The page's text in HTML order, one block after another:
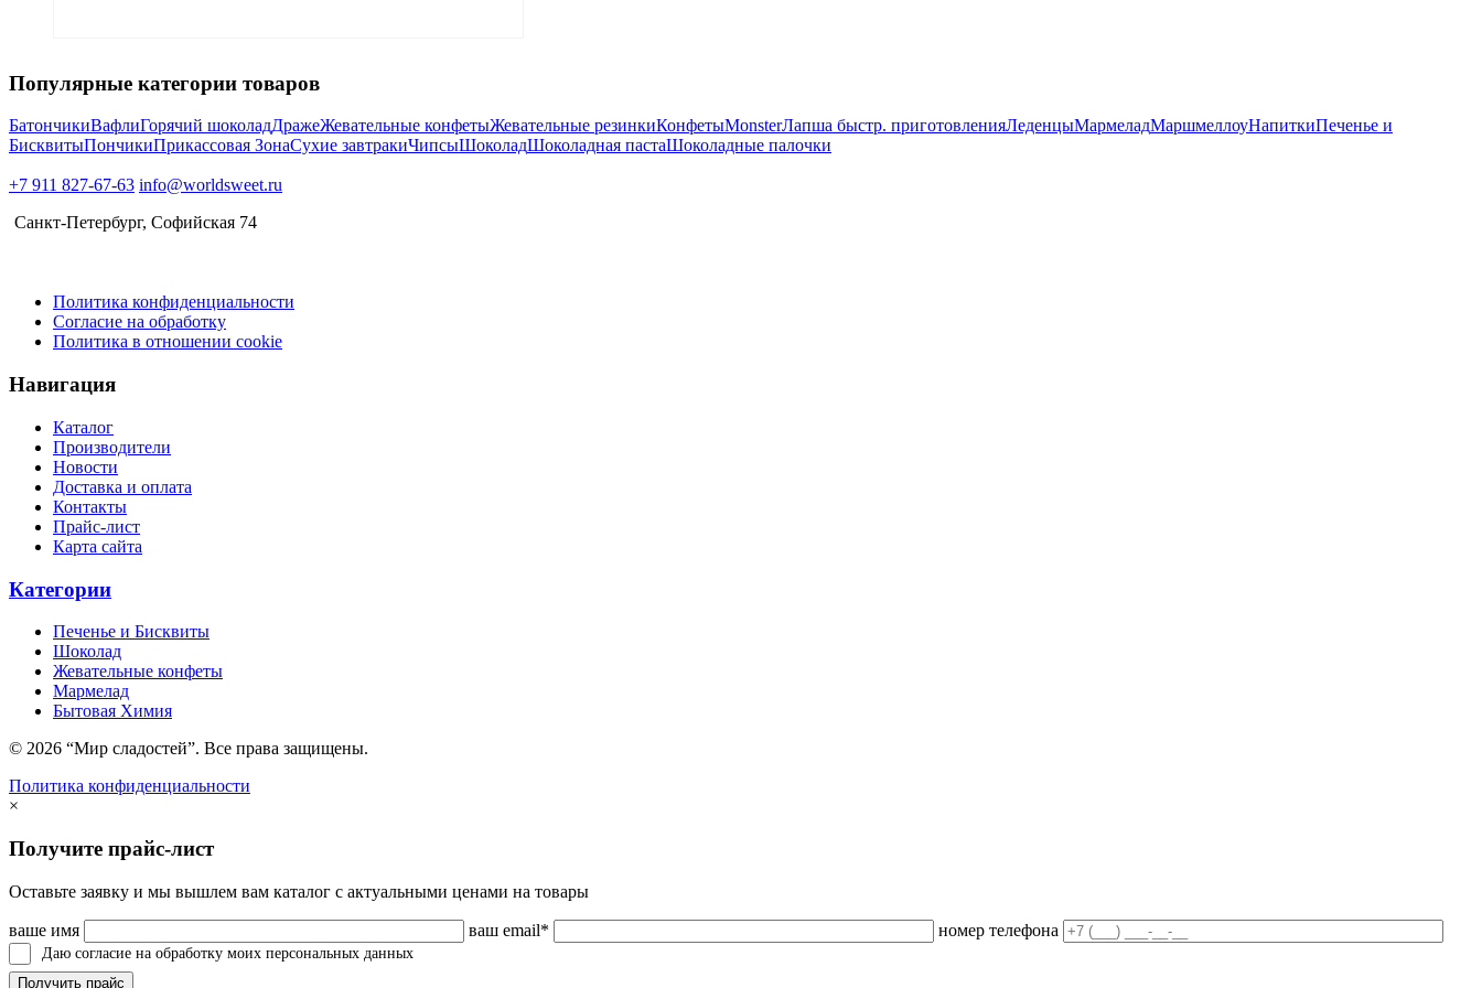
Популярные категории товаров
БатончикиВафлиГорячий шоколадДражеЖевательные конфетыЖевательные резинкиКонфетыMonsterЛапша быстр. приготовленияЛеденцыМармеладМаршмеллоуНапиткиПеченье и
БисквитыПончикиПрикассовая ЗонаСухие завтракиЧипсыШоколадШоколадная пастаШоколадные палочки
+7 911 827-67-63 info@worldsweet.ru
Санкт-Петербург​, Софийская 74
Политика конфиденциальности
Согласие на обработку
Политика в отношении cookie
Навигация
Каталог
Производители
Новости
Доставка и оплата
Контакты
Прайс-лист
Карта сайта
Категории
Печенье и Бисквиты
Шоколад
Жевательные конфеты
Мармелад
Бытовая Химия
© 2026 “Мир сладостей”. Все права защищены.
Политика конфиденциальности
×
Получите прайс-лист
Оставьте заявку и мы вышлем вам каталог с актуальными ценами на товары
ваше имя ваш email* номер телефона
Даю согласие на обработку моих персональных данных